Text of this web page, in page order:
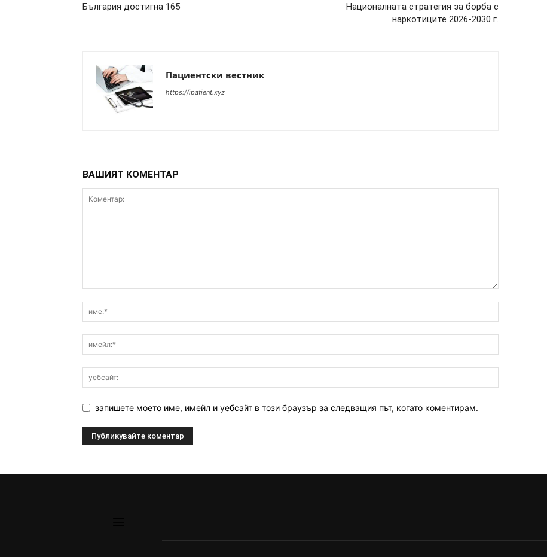
България достигна 165
Националната стратегия за борба с
наркотиците 2026-2030 г.
Пациентски вестник
https://ipatient.xyz
ВАШИЯТ КОМЕНТАР
запишете моето име, имейл и уебсайт в този браузър за следващия път, когато коментирам.